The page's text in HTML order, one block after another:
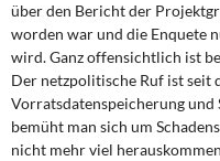
über den Bericht der
worden war und die Enquete
wird. Ganz offensichtlich ist
Der netzpolitische Ruf ist seit
Vorratsdatenspeicherung
bemüht man sich um
nicht mehr viel